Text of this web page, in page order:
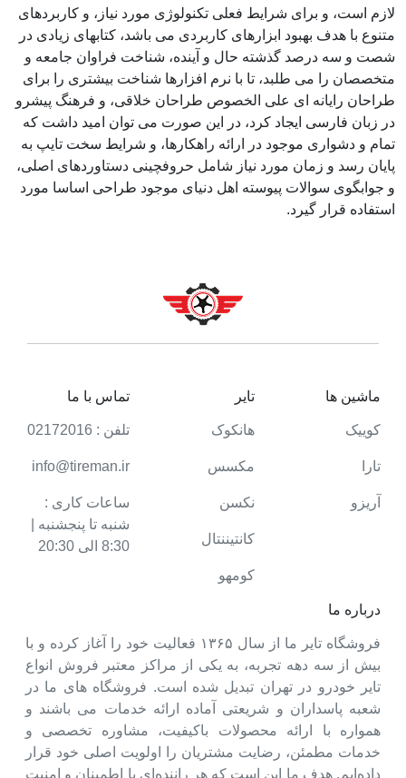
لازم است، و برای شرایط فعلی تکنولوژی مورد نیاز، و کاربردهای
متنوع با هدف بهبود ابزارهای کاربردی می باشد، کتابهای زیادی در
شصت و سه درصد گذشته حال و آینده، شناخت فراوان جامعه و
متخصصان را می طلبد، تا با نرم افزارها شناخت بیشتری را برای
طراحان رایانه ای علی الخصوص طراحان خلاقی، و فرهنگ پیشرو
در زبان فارسی ایجاد کرد، در این صورت می توان امید داشت که
تمام و دشواری موجود در ارائه راهکارها، و شرایط سخت تایپ به
پایان رسد و زمان مورد نیاز شامل حروفچینی دستاوردهای اصلی،
و جوابگوی سوالات پیوسته اهل دنیای موجود طراحی اساسا مورد
استفاده قرار گیرد.
درباره ما
فروشگاه تایر ما از سال ۱۳۶۵ فعالیت خود را آغاز کرده و با
بیش از سه دهه تجربه، به یکی از مراکز معتبر فروش انواع
تایر خودرو در تهران تبدیل شده است. فروشگاه های ما در
شعبه پاسداران و شریعتی آماده ارائه خدمات می باشند و
همواره با ارائه محصولات باکیفیت، مشاوره تخصصی و
خدمات مطمئن، رضایت مشتریان را اولویت اصلی خود قرار
داده‌ایم. هدف ما این است که هر راننده‌ای با اطمینان و امنیت
ماشین ها
کوییک
تارا
آریزو
تایر
هانکوک
مکسس
نکسن
کانتیننتال
کومهو
تماس با ما
تلفن : 02172016
info@tireman.ir
ساعات کاری :
شنبه تا پنجشنبه |
8:30 الی 20:30